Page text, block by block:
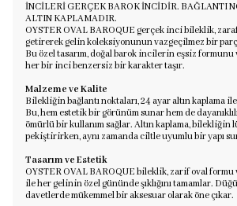
İNCİLERİ GERÇEK BAROK İNCİDİR. BAĞLANTI
ALTIN KAPLAMADIR.
OYSTER OVAL BAROQUE gerçek inci bileklik,
getirerek gelin koleksiyonunun vazgeçilmez bir
Bu özel tasarım, doğal barok incilerin eşsiz formunu ve
her bir inci benzersiz bir karakter taşır.
Malzeme ve Kalite
Bilekliğin bağlantı noktaları, 24 ayar altın kaplama
Bu, hem estetik bir görünüm sunar hem de
ömürlü bir kullanım sağlar. Altın kaplama, bilekliğin
pekiştirirken, aynı zamanda ciltle uyumlu bir yapı
Tasarım ve Estetik
OYSTER OVAL BAROQUE bileklik, zarif oval
ile her gelinin özel gününde şıklığını tamamlar.
davetlerde mükemmel bir aksesuar olarak öne çıkar.